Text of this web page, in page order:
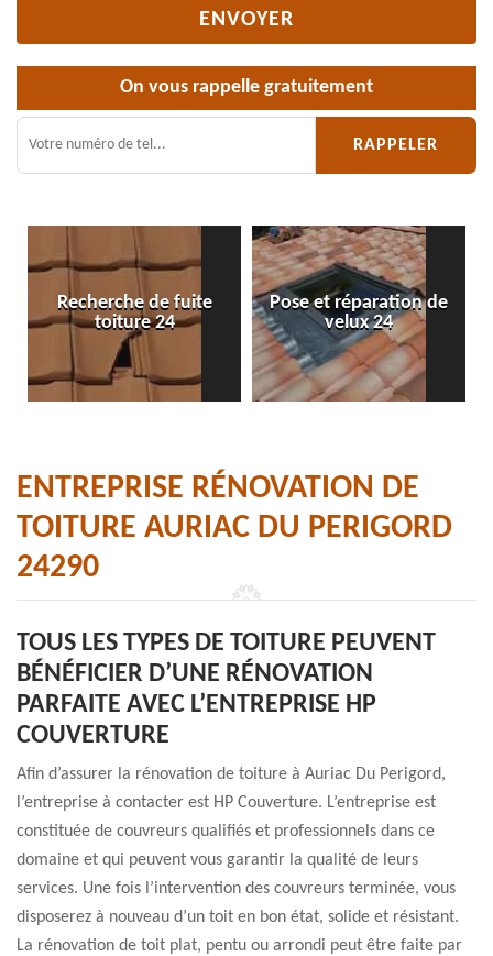
On vous rappelle gratuitement
Recherche de fuite
toiture 24
Pose et réparation de
velux 24
ENTREPRISE RÉNOVATION DE
TOITURE AURIAC DU PERIGORD
24290
TOUS LES TYPES DE TOITURE PEUVENT
BÉNÉFICIER D’UNE RÉNOVATION
PARFAITE AVEC L’ENTREPRISE HP
COUVERTURE
Afin d’assurer la rénovation de toiture à Auriac Du Perigord,
l’entreprise à contacter est HP Couverture. L’entreprise est
constituée de couvreurs qualifiés et professionnels dans ce
domaine et qui peuvent vous garantir la qualité de leurs
services. Une fois l’intervention des couvreurs terminée, vous
disposerez à nouveau d’un toit en bon état, solide et résistant.
La rénovation de toit plat, pentu ou arrondi peut être faite par